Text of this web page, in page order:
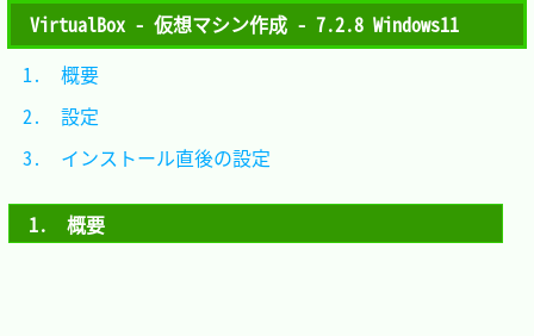
VirtualBox - 仮想マシン作成 - 7.2.8 Windows11
1.　概要